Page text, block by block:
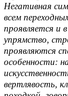
Негативная
всем
проявляется и
упрямство,
проявляются
особенности:
вертлявость,